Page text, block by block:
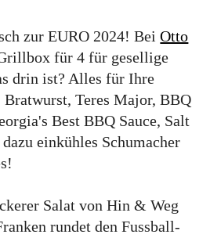
zur EURO 2024! BeiOtto
für 4 für gesellige
drin ist? Alles für Ihre
Teres Major, BBQ
Best BBQ Sauce, Salt
einkühles Schumacher
Salat von Hin & Weg
rundet den Fussball-